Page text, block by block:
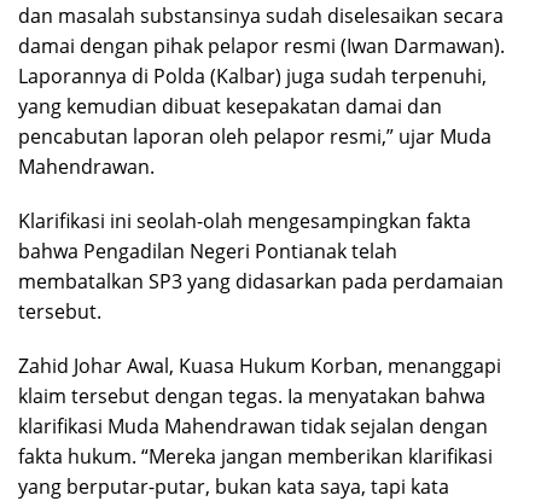
dan masalah substansinya sudah diselesaikan secara
damai dengan pihak pelapor resmi (Iwan Darmawan).
Laporannya di Polda (Kalbar) juga sudah terpenuhi,
yang kemudian dibuat kesepakatan damai dan
pencabutan laporan oleh pelapor resmi,” ujar Muda
Mahendrawan.
Klarifikasi ini seolah-olah mengesampingkan fakta
bahwa Pengadilan Negeri Pontianak telah
membatalkan SP3 yang didasarkan pada perdamaian
tersebut.
Zahid Johar Awal, Kuasa Hukum Korban, menanggapi
klaim tersebut dengan tegas. Ia menyatakan bahwa
klarifikasi Muda Mahendrawan tidak sejalan dengan
fakta hukum. “Mereka jangan memberikan klarifikasi
yang berputar-putar, bukan kata saya, tapi kata